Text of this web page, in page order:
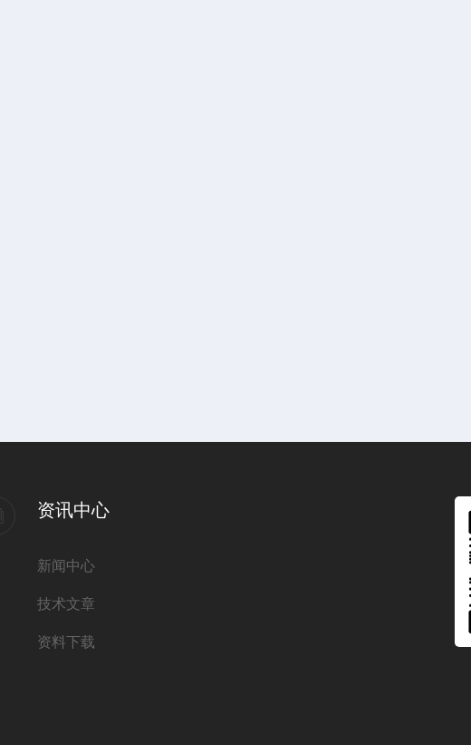
资讯中心
新闻中心
技术文章
资料下载